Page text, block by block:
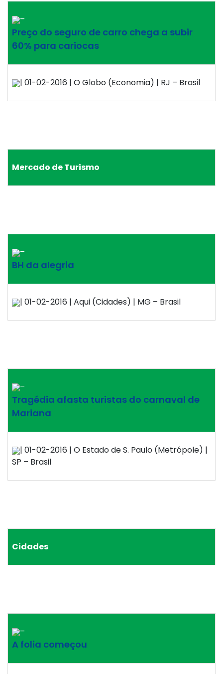
–
Preço do seguro de carro chega a subir
60% para cariocas
| 01-02-2016 | O Globo (Economia) | RJ – Brasil
Mercado de Turismo
–
BH da alegria
| 01-02-2016 | Aqui (Cidades) | MG – Brasil
–
Tragédia afasta turistas do carnaval de
Mariana
| 01-02-2016 | O Estado de S. Paulo (Metrópole) |
SP – Brasil
Cidades
–
A folia começou